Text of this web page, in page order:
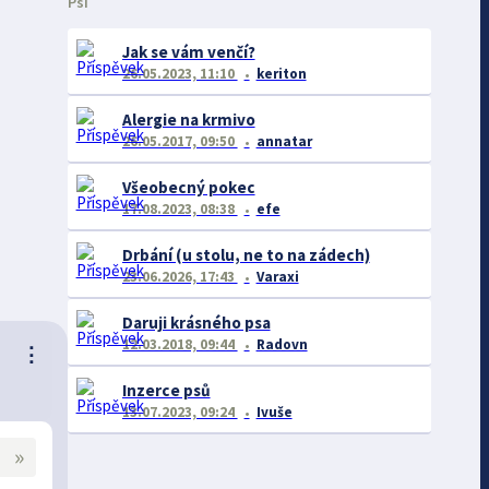
⋮
»
Jak se vám venčí?
26.05.2023, 11:10 keriton
Alergie na krmivo
26.05.2017, 09:50 annatar
Všeobecný pokec
17.08.2023, 08:38 efe
Drbání (u stolu, ne to na zádech)
23.06.2026, 17:43 Varaxi
Daruji krásného psa
12.03.2018, 09:44 Radovn
Inzerce psů
13.07.2023, 09:24 Ivuše